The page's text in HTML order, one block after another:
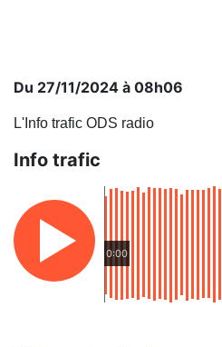
Du 27/11/2024 à 08h06
L'Info trafic ODS radio
Info trafic
0:00